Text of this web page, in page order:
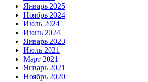
Январь 2025
Ноябрь 2024
Июль 2024
Июнь 2024
Январь 2023
Июль 2021
Март 2021
Январь 2021
Ноябрь 2020